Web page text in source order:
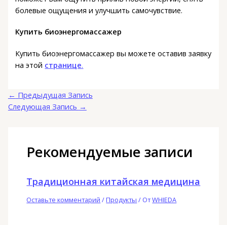
болевые ощущения и улучшить самочувствие.
Купить биоэнергомассажер
Купить биоэнергомассажер вы можете оставив заявку
на этой странице.
← Предыдущая Запись
Следующая Запись →
Рекомендуемые записи
Традиционная китайская медицина
Оставьте комментарий /Продукты / ОтWHIEDA